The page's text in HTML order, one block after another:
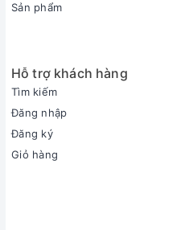
Sản phẩm
Hỗ trợ khách hàng
Tìm kiếm
Đăng nhập
Đăng ký
Giỏ hàng